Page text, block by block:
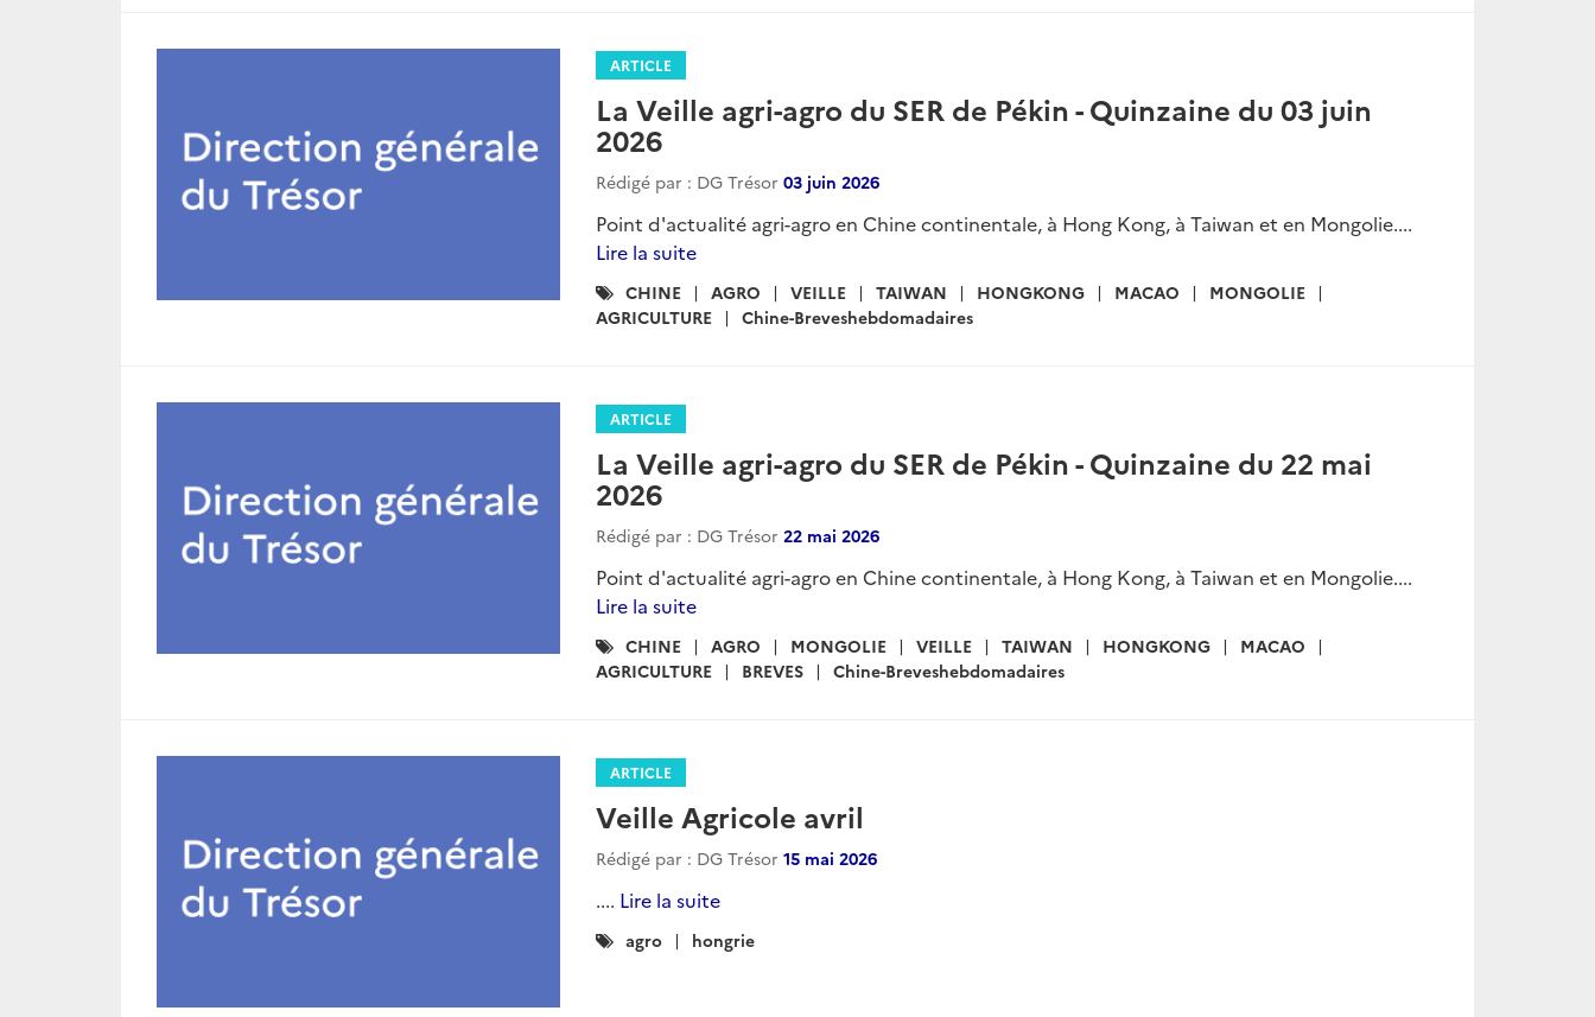
ARTICLE
La Veille agri-agro du SER de Pékin - Quinzaine du 03 juin
2026
Rédigé par : DG Trésor 03 juin 2026
Point d'actualité agri-agro en Chine continentale, à Hong Kong, à Taiwan et en Mongolie....
Lire la suite
Catégories
:
CHINE AGRO VEILLE TAIWAN HONGKONG MACAO
MONGOLIE
AGRICULTURE
Chine-Breveshebdomadaires
ARTICLE
La Veille agri-agro du SER de Pékin - Quinzaine du 22 mai
2026
Rédigé par : DG Trésor 22 mai 2026
Point d'actualité agri-agro en Chine continentale, à Hong Kong, à Taiwan et en Mongolie....
Lire la suite
Catégories
:
CHINE AGRO MONGOLIE VEILLE TAIWAN HONGKONG
MACAO
AGRICULTURE
BREVES Chine-Breveshebdomadaires
ARTICLE
Veille Agricole avril
Rédigé par : DG Trésor 15 mai 2026
.... Lire la suite
Catégories
agro hongrie